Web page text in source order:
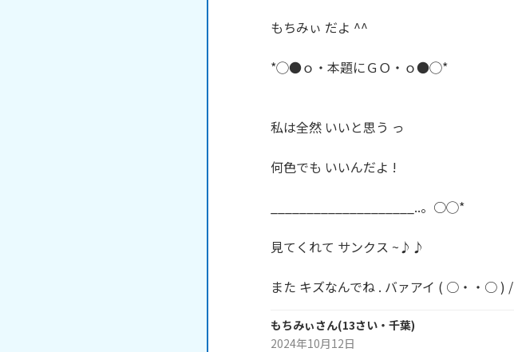
もちみぃ だよ ^^
*◯●ｏ・本題にＧＯ・ｏ●◯*
私は全然 いいと思う っ
何色でも いいんだよ !
____________________..。○◯*
見てくれて サンクス ~♪♪
また キズなんでね . バァアイ ( ○・・○ ) /
もちみぃさん(13さい・ 千葉)
2024年10月12日